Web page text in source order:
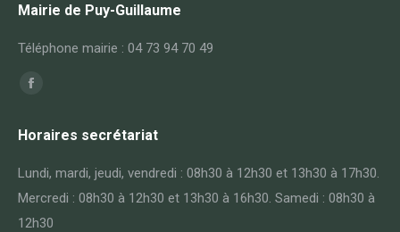
Mairie de Puy-Guillaume
Téléphone mairie : 04 73 94 70 49
Trouvez nous sur :
Facebook
opens
Horaires secrétariat
Lundi, mardi, jeudi, vendredi : 08h30 à 12h30 et 13h30 à 17h30.
Mercredi : 08h30 à 12h30 et 13h30 à 16h30. Samedi : 08h30 à
12h30